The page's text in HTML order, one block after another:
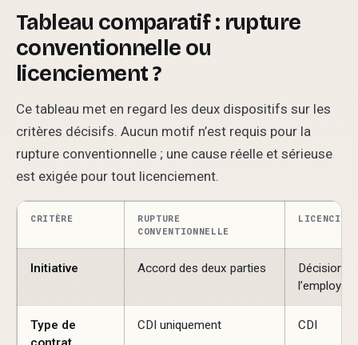
Tableau comparatif : rupture
conventionnelle ou
licenciement ?
Ce tableau met en regard les deux dispositifs sur les
critères décisifs. Aucun motif n’est requis pour la
rupture conventionnelle ; une cause réelle et sérieuse
est exigée pour tout licenciement.
CRITÈRE
RUPTURE
CONVENTIONNELLE
Initiative Accord des deux parties
Décision
l’employeur
Type de
CDI uniquement CDI